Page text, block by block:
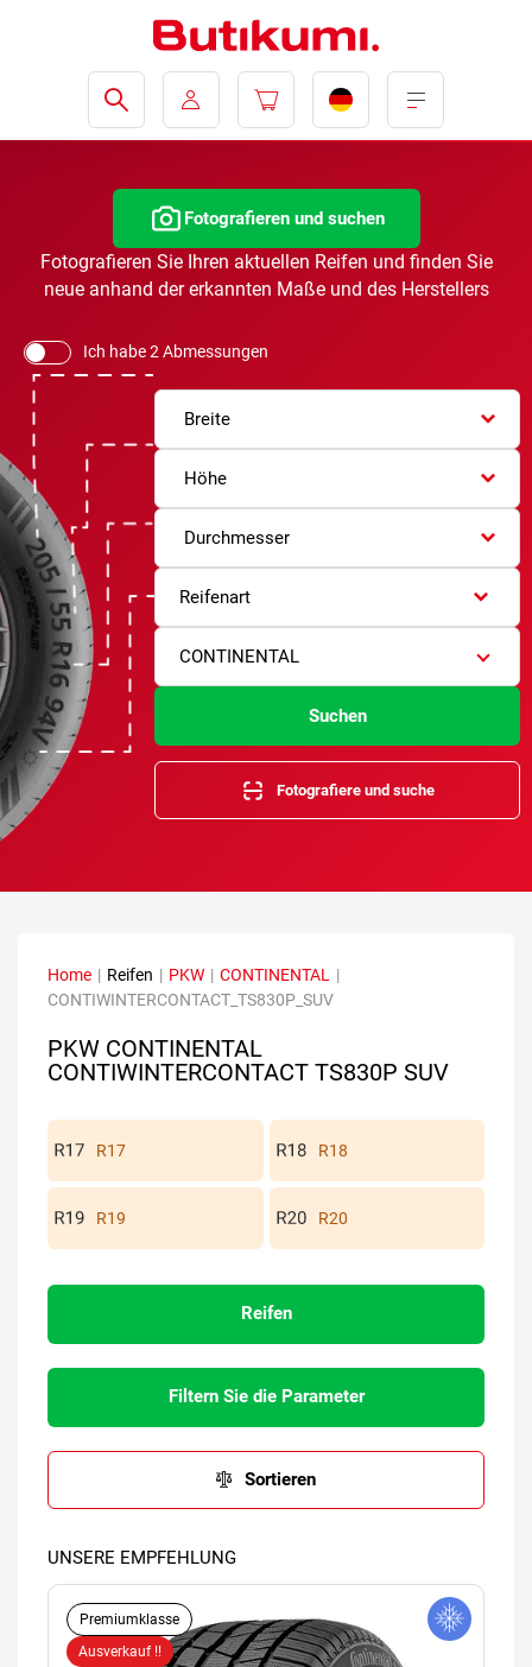
Fotografieren und suchen
Fotografieren Sie Ihren aktuellen Reifen und finden Sie
neue anhand der erkannten Maße und des Herstellers
Ich habe 2 Abmessungen
Breite
Höhe
Durchmesser
Reifenart
CONTINENTAL
Suchen
Fotografiere und suche
Home | Reifen | PKW | CONTINENTAL
|
CONTIWINTERCONTACT_TS830P_SUV
PKW CONTINENTAL
CONTIWINTERCONTACT TS830P SUV
R17 R18
R19 R20
Reifen
Filtern Sie die Parameter
Sortieren
UNSERE EMPFEHLUNG
Premiumklasse
Ausverkauf !!